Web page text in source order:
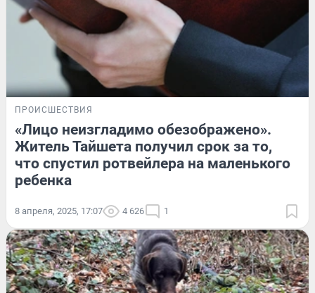
ПРОИСШЕСТВИЯ
«Лицо неизгладимо обезображено».
Житель Тайшета получил срок за то,
что спустил ротвейлера на маленького
ребенка
8 апреля, 2025, 17:07 4 626 1